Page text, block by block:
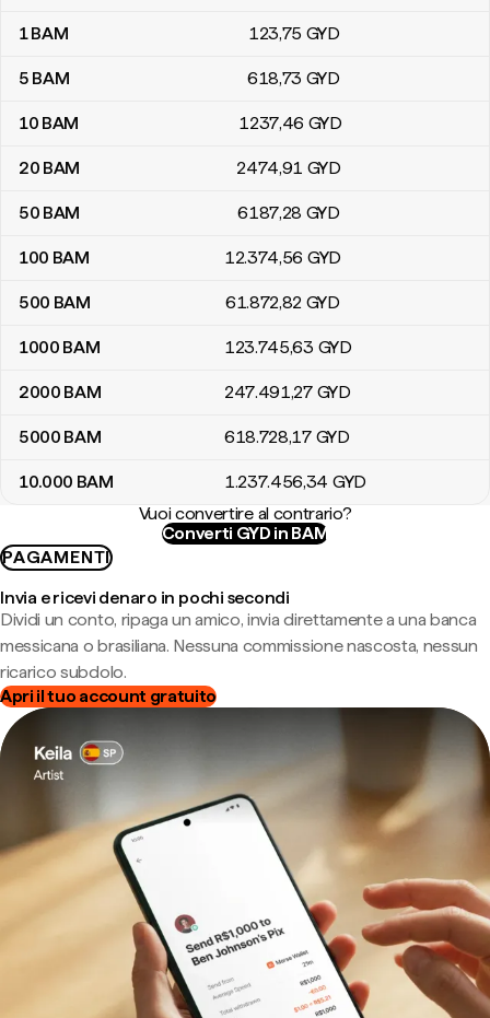
Tabella di conversione da marchi convertibili della Bosnia-
1BAM 123,75 GYD
5 BAM 618,73 GYD
10 BAM 1237,46 GYD
20 BAM 2474,91 GYD
50 BAM 6187,28 GYD
100 BAM 12.374,56 GYD
500 BAM 61.872,82 GYD
1000 BAM 123.745,63 GYD
2000 BAM 247.491,27 GYD
5000 BAM 618.728,17 GYD
10.000 BAM 1.237.456,34 GYD
Vuoi convertire al contrario?
Converti GYD in BAM
PAGAMENTI
Invia e ricevi denaro in pochi secondi
Dividi un conto, ripaga un amico, invia direttamente a una banca
messicana o brasiliana. Nessuna commissione nascosta, nessun
ricarico subdolo.
Apri il tuo account gratuito